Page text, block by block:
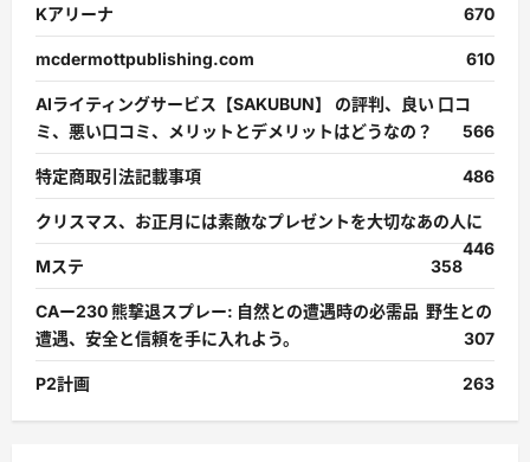
Kアリーナ 670
mcdermottpublishing.com 610
AIライティングサービス【SAKUBUN】 の評判、良い 口コ
ミ、悪い口コミ、メリットとデメリットはどうなの？
566
特定商取引法記載事項 486
クリスマス、お正月には素敵なプレゼントを大切なあの人に
446
Mステ
358
CAー230 熊撃退スプレー: 自然との遭遇時の必需品 野生との
遭遇、安全と信頼を手に入れよう。
307
P2計画 263